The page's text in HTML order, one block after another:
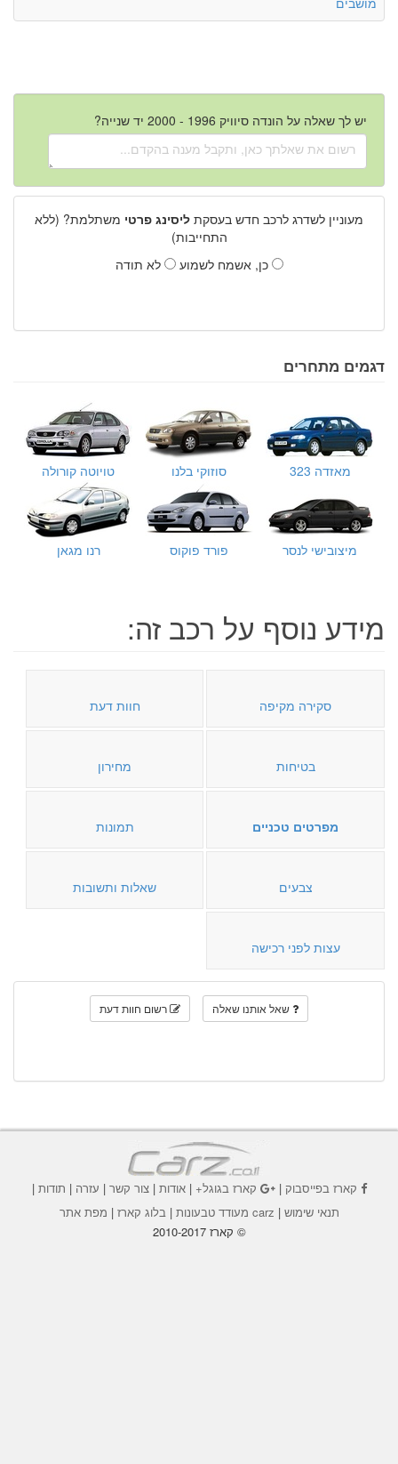
יש לך שאלה על הונדה סיוויק 1996 - 2000 יד שנייה?
מעוניין לשדרג לרכב חדש בעסקת ליסינג פרטי משתלמת? (ללא
התחייבות)
כן, אשמח לשמוע
לא תודה
דגמים מתחרים
מאזדה 323 סוזוקי בלנו טויוטה קורולה
מיצובישי לנסר פורד פוקוס רנו מגאן
מידע נוסף על רכב זה:
סקירה מקיפה חוות דעת
בטיחות מחירון
מפרטים טכניים תמונות
צבעים שאלות ותשובות
עצות לפני רכישה
שאל אותנו שאלה רשום חוות דעת
קארז בפייסבוק| קארז בגוגל+|אודות |צור קשר | עזרה | תודות |
תנאי שימוש | carz מעודד טבעונות | בלוג קארז | מפת אתר
© קארז 2010-2017